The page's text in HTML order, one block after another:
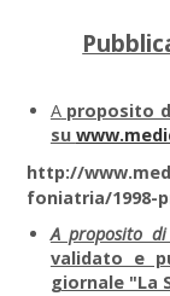
Aproposito
su
http://
foniatria/1998-
A proposito
validato e
giornale "La